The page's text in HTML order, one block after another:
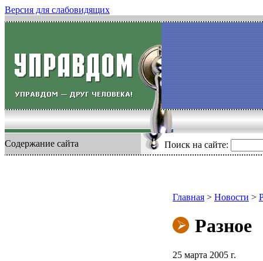
Версия для слабовидящих
Содержание сайта Поиск на сайте:
Главная > Новости >
Разное
25 марта 2005 г.